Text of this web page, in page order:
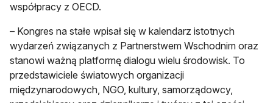
współpracy z OECD.
– Kongres na stałe wpisał się w kalendarz istotnych
wydarzeń związanych z Partnerstwem Wschodnim oraz
stanowi ważną platformę dialogu wielu środowisk. To
przedstawiciele światowych organizacji
międzynarodowych, NGO, kultury, samorządowcy,